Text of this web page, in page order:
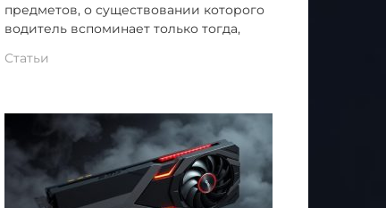
предметов, о существовании которого
водитель вспоминает только тогда,
Статьи